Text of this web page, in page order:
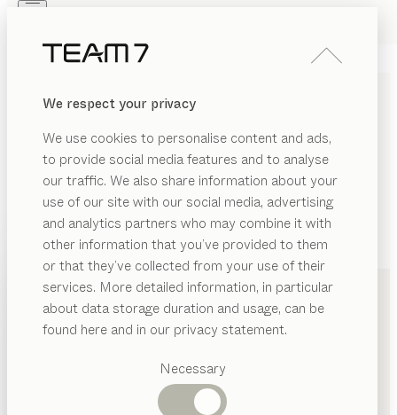
We respect your privacy
We use cookies to personalise content and ads,
to provide social media features and to analyse
our traffic. We also share information about your
use of our site with our social media, advertising
and analytics partners who may combine it with
other information that you’ve provided to them
or that they’ve collected from your use of their
services. More detailed information, in particular
about data storage duration and usage, can be
found here and in our privacy statement.
Necessary
PRODUKTE
INSPIRATION
HÄNDLER
Vorgeschlagene
Kategorien
PRODUKTE
INSPIRATION
ÜBER UNS
+49 841 33231